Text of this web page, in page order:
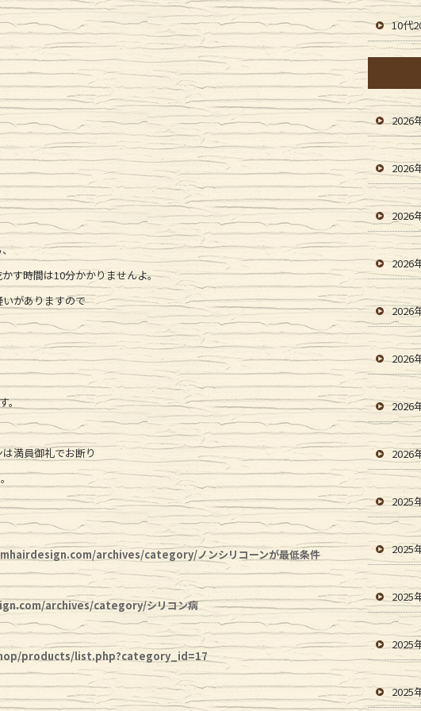
す時間は10分かかりませんよ。
いがありますので
。
満員御礼でお断り
archives/category/ノンシリコーンが最低条件
archives/category/シリコン病
products/list.php?category_id=17
2026
2026
2026
2026
2026
2026
2026
2026
2025
2025
2025
2025
2025